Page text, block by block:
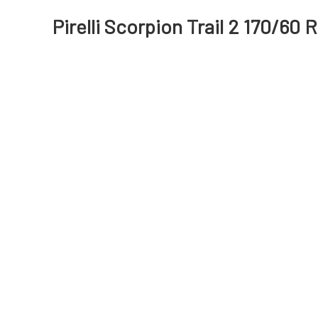
Pirelli Scorpion Trail 2 170/60 R